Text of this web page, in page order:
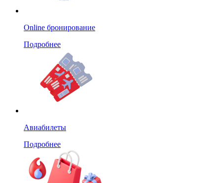
Online бронирование
Подробнее
Авиабилеты
Подробнее